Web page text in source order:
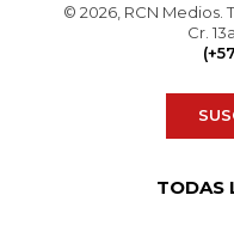
© 2026, RCN Medios.
Cr.
TODAS